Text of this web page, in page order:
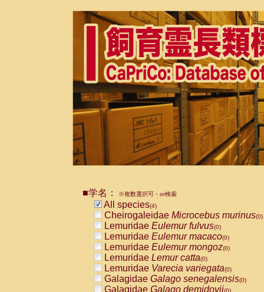
■学名： ※複数選択可・or検索
All species(4)
Cheirogaleidae Microcebus murinus(0)
Lemuridae Eulemur fulvus(0)
Lemuridae Eulemur macaco(0)
Lemuridae Eulemur mongoz(0)
Lemuridae Lemur catta(0)
Lemuridae Varecia variegata(0)
Galagidae Galago senegalensis(0)
Galagidae Galago demidovii(0)